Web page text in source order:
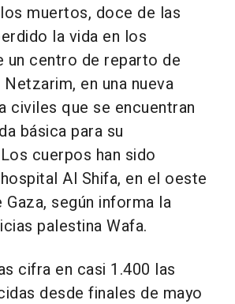
muertos, doce de las
la vida en los
un centro de reparto de
en una nueva
civiles que se encuentran
básica para su
cuerpos han sido
Al Shifa, en el oeste
Gaza, según informa la
palestina Wafa.
cifra en casi 1.400 las
desde finales de mayo